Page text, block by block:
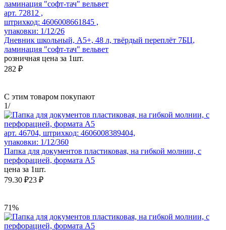
арт. 72812 ,
штрихкод: 4606008661845 ,
упаковки: 1/12/26
Дневник школьный, А5+, 48 л, твёрдый переплёт 7БЦ,
ламинация "софт-тач" вельвет
розничная цена за 1шт.
282 ₽
С этим товаром покупают
1/
арт. 46704, штрихкод: 4606008389404,
упаковки: 1/12/360
Папка для документов пластиковая, на гибкой молнии, с
перфорацией, формата А5
цена за 1шт.
79.30 ₽23 ₽
71%